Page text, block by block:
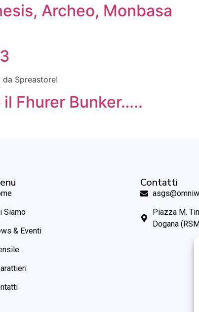
Archeo, Monbasa
Spreastore!
il Fhurer Bunker…..
Siamo
& Eventi
Contatti
Piazza M.
Dogana